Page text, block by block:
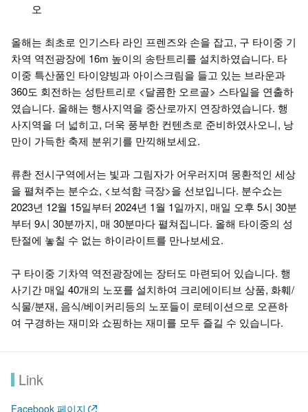
오
올해는 최초로 인기스타 라인 프렌즈와 손을 잡고, 구 타이중 기
차역 역전광장에 16m 높이의 송탄트리를 설치하였습니다. 타
이중 특산품인 타이양빙과 아이스크림을 들고 있는 브라운과
360도 회전하는 성탄트리로 <달콤한 오르골> 스타일을 연출하
였습니다. 올해는 행사지역을 중산로까지 연장하였습니다. 행
사지역을 더 넓히고, 더욱 풍부한 컨텐츠로 준비하였사오니, 낭
만이 가득한 축제 분위기를 만끽해보세요.
류촨 전시구역에서는 빛과 그림자가 어우러지며 몽환적인 세상
을 펼쳐주는 분수쇼, <보석함 극장>을 선보입니다. 분수쇼는
2023년 12월 15일부터 2024년 1월 1일까지, 매일 오후 5시 30분
부터 9시 30분까지, 매 30분마다 펼쳐집니다. 올해 타이중의 성
탄절에 놓칠 수 없는 하이라이트를 만나보세요.
구 타이중 기차역 역전광장에는 장터도 마련되어 있습니다. 행
사기간 매일 40개의 노포를 설치하여 크리에이티브 상품, 화훼/
식물/분재, 음식/베이커리등의 노포들이 로테이션으로 오픈하
여 구경하는 재미와 쇼핑하는 재미를 모두 즐길 수 있습니다.
Link
Facebook 페이지